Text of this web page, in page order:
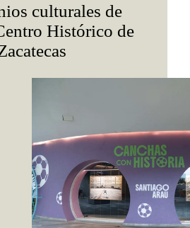
culturales de
Histórico de